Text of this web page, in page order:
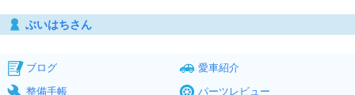
ぶいはちさん
ブログ
愛車紹介
整備手帳
パーツレビュー